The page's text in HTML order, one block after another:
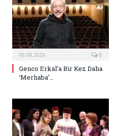
09.08.2026 0
Genco Erkal’a Bir Kez Daha
‘Merhaba’…